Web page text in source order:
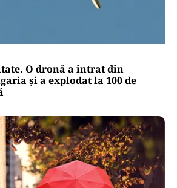
O dronă a intrat din
şi a explodat la 100 de